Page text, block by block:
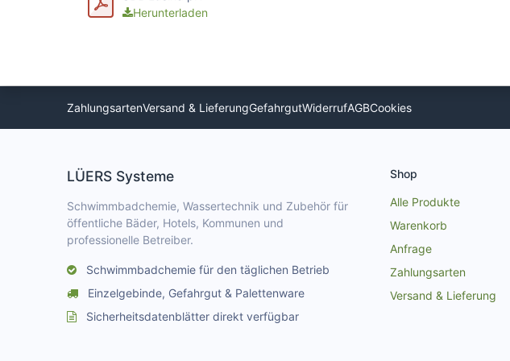
Herunterladen
ZahlungsartenVersand & LieferungGefahrgutWiderrufAGBCookies
LÜERS Systeme
Schwimmbadchemie, Wassertechnik und Zubehör für
öffentliche Bäder, Hotels, Kommunen und
professionelle Betreiber.
Schwimmbadchemie für den täglichen Betrieb
Einzelgebinde, Gefahrgut & Palettenware
Sicherheitsdatenblätter direkt verfügbar
Shop
Alle Produkte
Warenkorb
Anfrage
Zahlungsarten
Versand & Lieferung